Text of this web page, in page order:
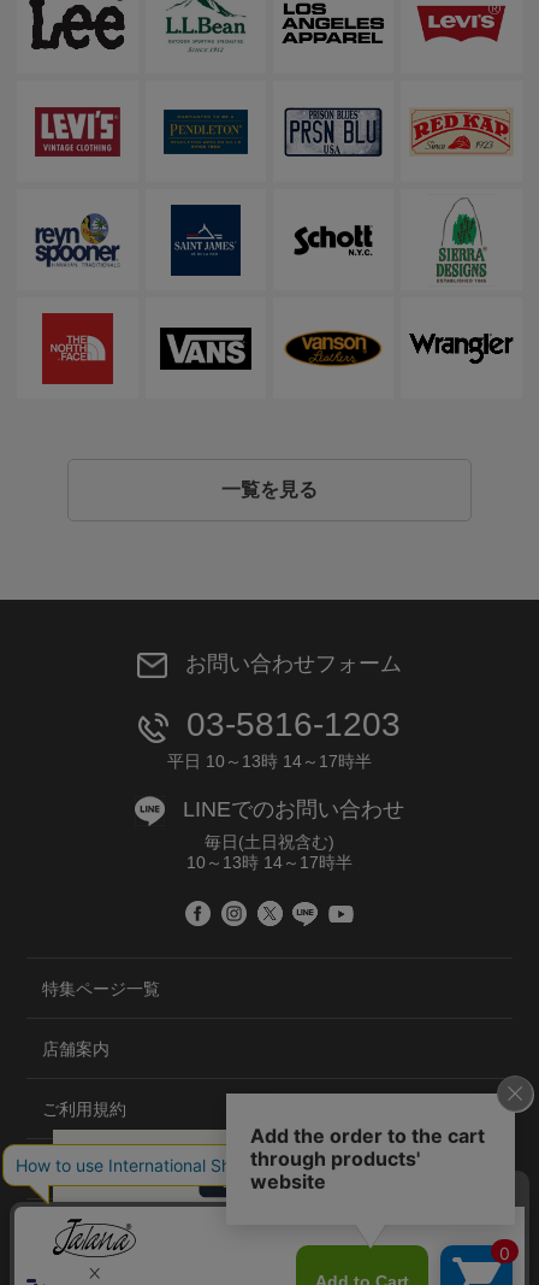
一覧を見る
お問い合わせフォーム
03-5816-1203
平日 10～13時 14～17時半
LINEでのお問い合わせ
毎日(土日祝含む)
10～13時 14～17時半
特集ページ一覧
店舗案内
ご利用規約
プライバシーポリシー
特定商取引法について